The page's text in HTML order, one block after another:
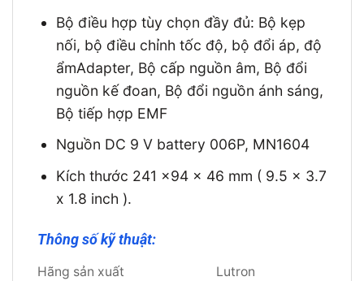
Bộ điều hợp tùy chọn đầy đủ: Bộ kẹp
nối, bộ điều chỉnh tốc độ, bộ đổi áp, độ
ẩmAdapter, Bộ cấp nguồn âm, Bộ đổi
nguồn kế đoan, Bộ đổi nguồn ánh sáng,
Bộ tiếp hợp EMF
Nguồn DC 9 V battery 006P, MN1604
Kích thước 241 x94 x 46 mm ( 9.5 x 3.7
x 1.8 inch ).
Thông số kỹ thuật:
Hãng sản xuất
Lutron